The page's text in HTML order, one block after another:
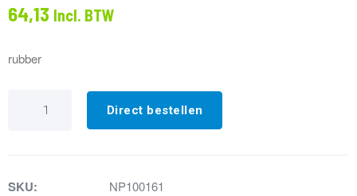
64,13 Incl. BTW
rubber
Isolatierubber
Direct bestellen
SKU: NP100161